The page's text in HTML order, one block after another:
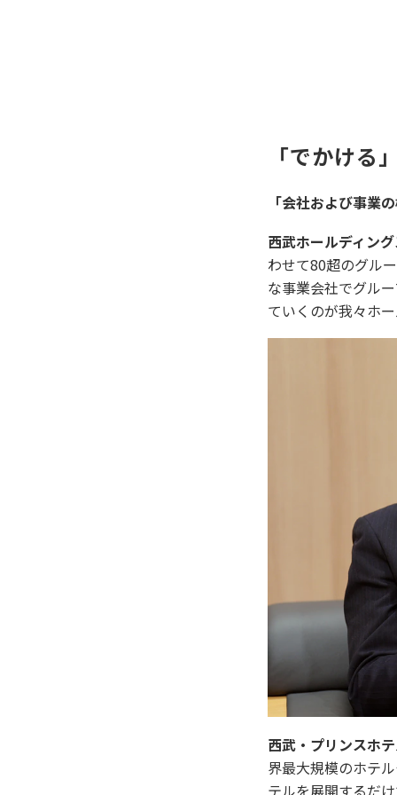
「でかける
「会社および事業
西武ホールディン
わせて80超のグル
な事業会社でグル
ていくのが我々ホ
西武・プリンスホ
界最大規模のホテ
テルを展開するだ